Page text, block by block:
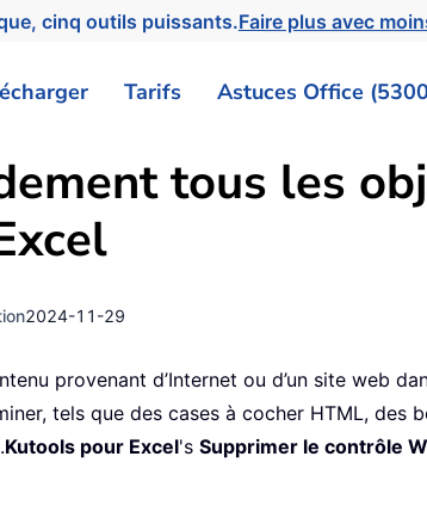
cinq outils puissants.Faire plus avec
Tarifs Astuces Office
tous les
2024-11-29
provenant d’Internet ou d’un site web
tels que des cases à cocher HTML, des
Kutools pour Excel's Supprimer le contrôle